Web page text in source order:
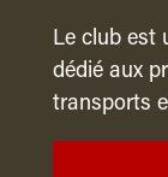
Le club est
dédié aux
transports